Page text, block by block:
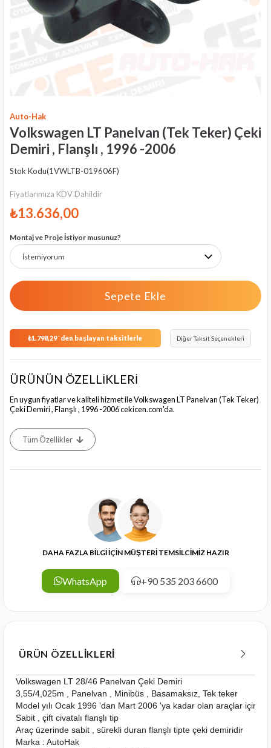
Auto-Hak
Volkswagen LT Panelvan (Tek Teker) Çeki
Demiri , Flanşlı , 1996 -2006
Stok Kodu(1VWLTB-019606F)
Fiyatlarımıza KDV Dahildir
₺13.636,00
Montaj ve Proje İstiyor musunuz?
₺1.798,29`den başlayan taksitlerle Diğer Taksit Seçenekleri
ÜRÜNÜN ÖZELLİKLERİ
En uygun fiyatlar ve kaliteli hizmet ile Volkswagen LT Panelvan (Tek Teker)
Çeki Demiri , Flanşlı , 1996 -2006 cekicen.com'da.
Tüm Özellikler
DAHA FAZLA BİLGİ İÇİN MÜŞTERİ TEMSİLCİMİZ HAZIR
WhatsApp +90 535 203 6600
ÜRÜN ÖZELLIKLERI
Volkswagen LT 28/46 Panelvan Çeki Demiri
3,55/4,025m , Panelvan , Minibüs , Basamaksız, Tek teker
Model yılı Ocak 1996 'dan Mart 2006 'ya kadar olan araçlar için
Sabit , çift civatalı flanşlı tip
Araç üzerinde sabit , sürekli duran flanşlı tipte çeki demiridir
Marka : AutoHak